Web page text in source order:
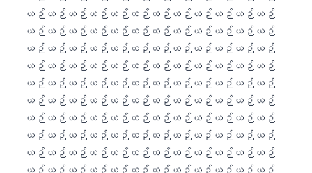
తెలుగు
தமிழ்
ગુજરાતી
ಕನ್ನಡ
മലയാളം
Bahasa Melayu
Tiếng Việt
Tagalog